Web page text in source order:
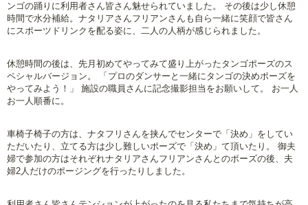
ンゴの踊りに利用者さん皆さん魅せられていました。 その後は少し休憩
時間で水分補給。ナタリアさんフリアンさんも自ら一緒に笑顔で皆さん
にスポーツドリンクを配る姿に、二人の人柄が感じられました。
休憩時間の後は、先月初めてやってみて盛り上がったタンゴポーズのス
ペシャルバージョン。 「プロのダンサーと一緒にタンゴの決めポーズを
やってみよう！」 施設の職員さんに記念撮影担当をお願いして。 お一人
お一人順番に。
車椅子椅子の方は、ナタフリさんを挟んでセンターで「決め」をしてい
ただいたり、立てる方は少し難しいポーズで「決め」て頂いたり。 御夫
婦で参加の方はそれぞれナタリアさんフリアンさんとのポーズの後、夫
婦2人だけのポージングを行ったりしました。